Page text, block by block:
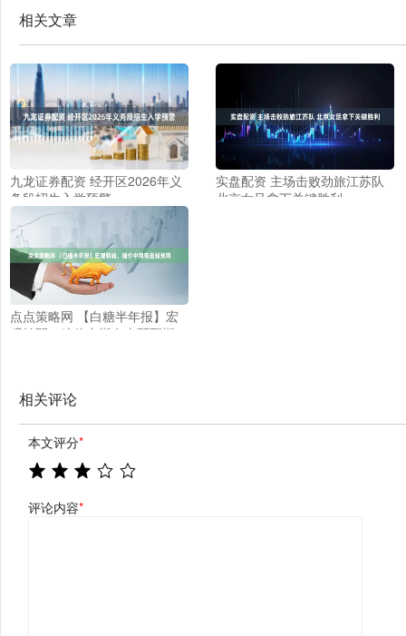
相关文章
九龙证券配资 经开区2026年义
务段招生入学预警
实盘配资 主场击败劲旅江苏队
北京女足拿下关键胜利
点点策略网 【白糖半年报】宏
观转弱，糖价中期有走弱预期
相关评论
本文评分*
评论内容*